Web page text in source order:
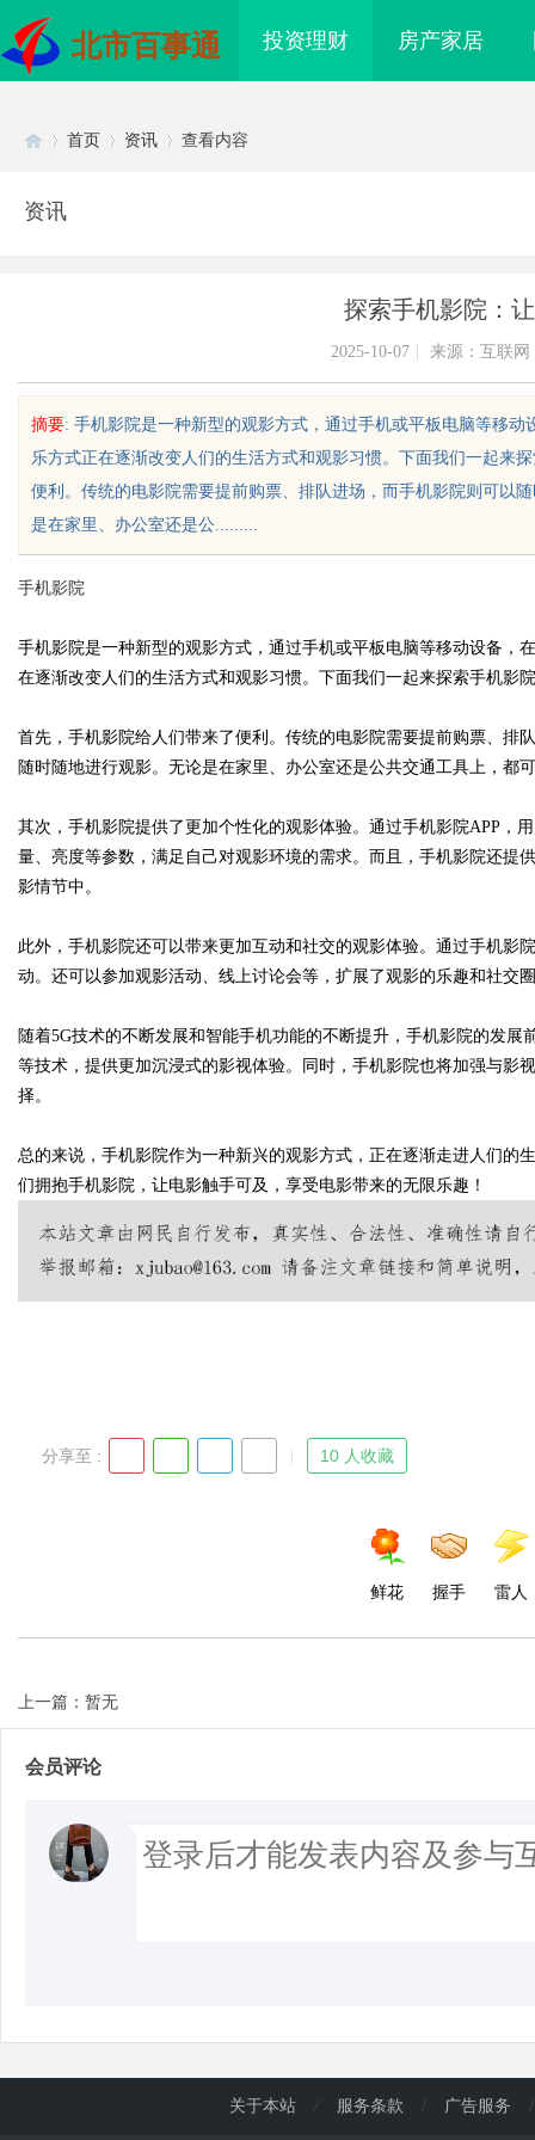
北市百事通 投资理财 房产家居
sc
!
Bo
首页 资讯 查看内容
资讯
探索手机影院：
2025-10-07 来源：互联网
摘要: 手机影院是一种新型的观影方式，通过手机或平板电脑等移
乐方式正在逐渐改变人们的生活方式和观影习惯。下面我们一起来
便利。传统的电影院需要提前购票、排队进场，而手机影院则可以
是在家里、办公室还是公.........
手机影院
手机影院是一种新型的观影方式，通过手机或平板电脑等移动设备，
在逐渐改变人们的生活方式和观影习惯。下面我们一起来探索手机影
首先，手机影院给人们带来了便利。传统的电影院需要提前购票、排
随时随地进行观影。无论是在家里、办公室还是公共交通工具上，都
其次，手机影院提供了更加个性化的观影体验。通过手机影院APP，
量、亮度等参数，满足自己对观影环境的需求。而且，手机影院还提
影情节中。
此外，手机影院还可以带来更加互动和社交的观影体验。通过手机影
动。还可以参加观影活动、线上讨论会等，扩展了观影的乐趣和社交
随着5G技术的不断发展和智能手机功能的不断提升，手机影院的发
等技术，提供更加沉浸式的影视体验。同时，手机影院也将加强与影
择。
总的来说，手机影院作为一种新兴的观影方式，正在逐渐走进人们的
们拥抱手机影院，让电影触手可及，享受电影带来的无限乐趣！
分享至 : 10 人收藏
鲜花 握手 雷人
上一篇：暂无
会员评论
生产厂家全方位解析
关于本站 / 服务条款 / 广告服务 /